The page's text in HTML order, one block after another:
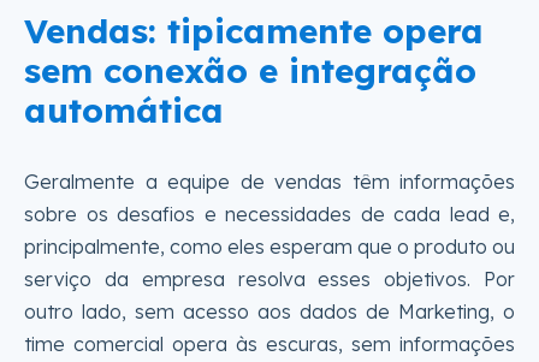
Vendas: tipicamente opera
sem conexão e integração
automática
Geralmente a equipe de vendas têm informações
sobre os desafios e necessidades de cada lead e,
principalmente, como eles esperam que o produto ou
serviço da empresa resolva esses objetivos. Por
outro lado, sem acesso aos dados de Marketing, o
time comercial opera às escuras, sem informações